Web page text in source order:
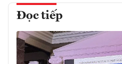
Đọc tiếp